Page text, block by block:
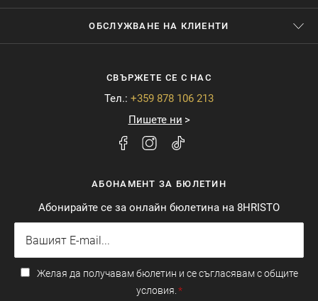
ОБСЛУЖВАНЕ НА КЛИЕНТИ
СВЪРЖЕТЕ СЕ С НАС
Тел.: +359 878 106 213
Пишете ни
АБОНАМЕНТ ЗА БЮЛЕТИН
Абонирайте се за онлайн бюлетина на 8HRISTO
Желая да получавам бюлетин и се съгласявам с общите
условия.